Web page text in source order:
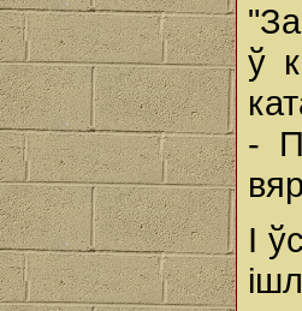
ў
-
І